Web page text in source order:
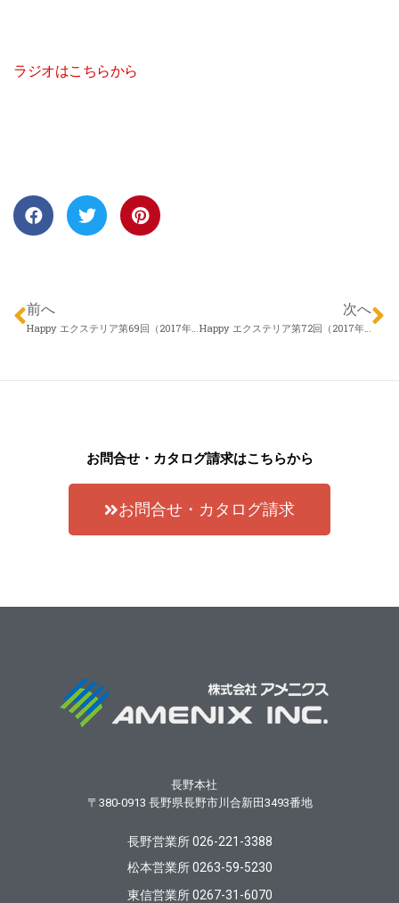
ラジオはこちらから
前へ
Happy エクステリア第69回（2017年01月26日）信濃ハウジング フィールドプラン 胡桃沢拓也さん 「冬のエクステリア（サンルーム等）」
次へ
Happy エクステリア第72回（2017年02月16日）エクスランド四季 小林明文さん 「予算」
お問合せ・カタログ請求はこちらから
お問合せ・カタログ請求
長野本社
〒380-0913 長野県長野市川合新田3493番地
長野営業所 026-221-3388
松本営業所 0263-59-5230
東信営業所 0267-31-6070